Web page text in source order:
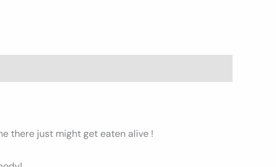
there just might get eaten alive !